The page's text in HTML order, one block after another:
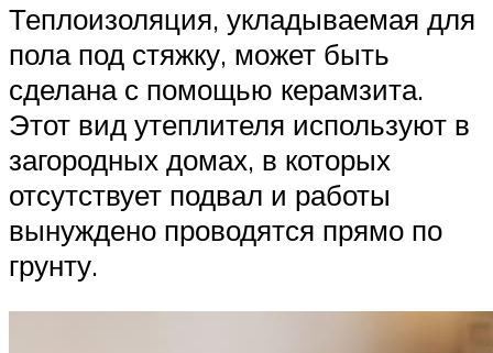
Теплоизоляция, укладываемая для
пола под стяжку, может быть
сделана с помощью керамзита.
Этот вид утеплителя используют в
загородных домах, в которых
отсутствует подвал и работы
вынуждено проводятся прямо по
грунту.